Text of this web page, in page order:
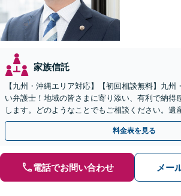
家族信託
【九州・沖縄エリア対応】【初回相談無料】九州
い弁護士！地域の皆さまに寄り添い、有利で納得
します。どのようなことでもご相談ください。遺
言書／使い込み／寄与分／遺留分／相続放棄【完
料金表を見る
電話でお問い合わせ メー